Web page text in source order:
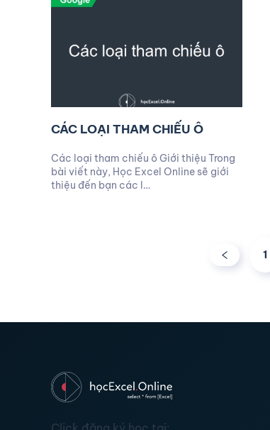
CÁC LOẠI THAM CHIẾU Ô
Các loại tham chiếu ô Giới thiệu Trong
bài viết này, Học Excel Online sẽ giới
thiệu đến bạn các l…
1